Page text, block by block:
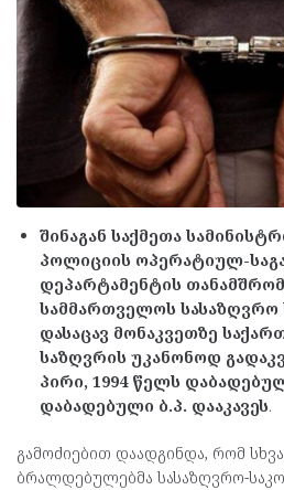
შინაგან საქმეთა
პოლიციის ოპერატიულ-
დეპარტამენტის
სამმართველოს სასაზღვრო
დასაცავ მონაკვეთზე
საზღვრის უკანონოდ
პირი, 1994 წელს
დაბადებული ბ.პ. დააკავეს.
გამოძიებით დაადგინდა, რომ
ბრალდებულებმა სასაზღვრო-